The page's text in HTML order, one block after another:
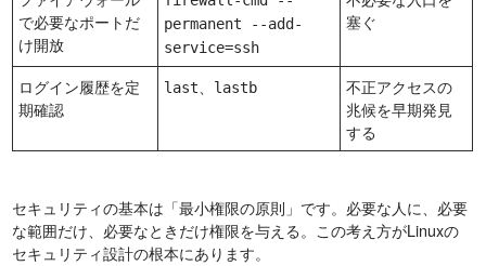
で必要なポートだ
け開放
permanent --add-
service=ssh
塞ぐ
ログイン履歴を定
期確認
last lastb
不正アクセスの
兆候を早期発見
する
セキュリティの基本は「最小権限の原則」です。必要な人に、必要
な範囲だけ、必要なときだけ権限を与える。この考え方がLinuxの
セキュリティ設計の根本にあります。